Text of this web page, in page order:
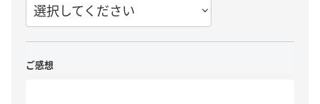
選択してください
ご感想